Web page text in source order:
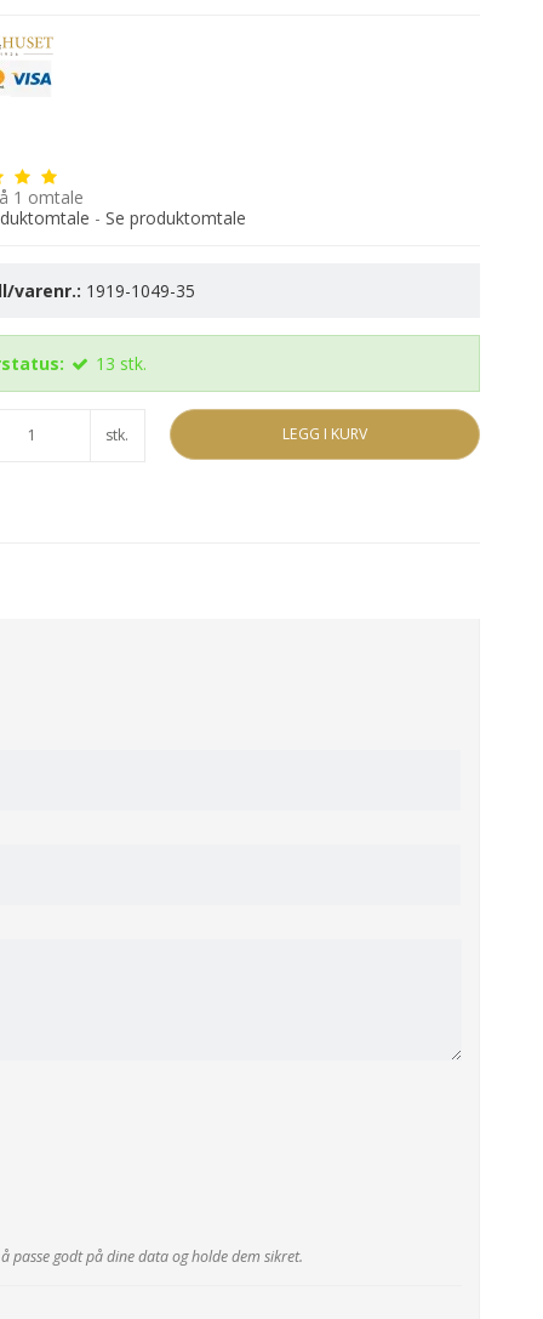
1 omtale
- Se produktomtale
varenr.: 1919-1049-35
13 stk.
stk. LEGG I KURV
godt på dine data og holde dem sikret.